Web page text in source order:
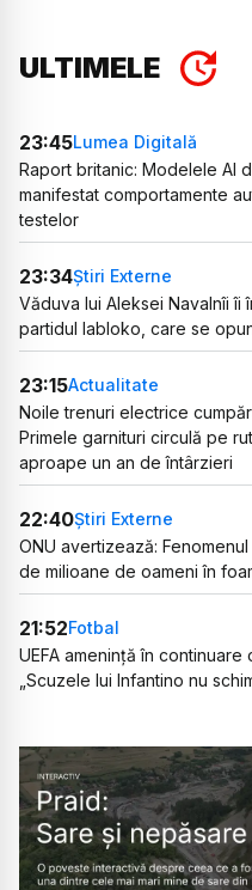
ULTIMELE
23:45Lumea Digitală
Raport britanic: Modelele AI
manifestat comportamente
testelor
23:34Știri Externe
Văduva lui Aleksei Navalnîi îi
partidul Iabloko, care se
23:15Actualitate
Noile trenuri electrice
Primele garnituri circulă pe
aproape un an de întârzieri
22:40Știri Externe
ONU avertizează:
de milioane de oameni în
21:52Fotbal
UEFA amenință în
„Scuzele lui Infantino nu